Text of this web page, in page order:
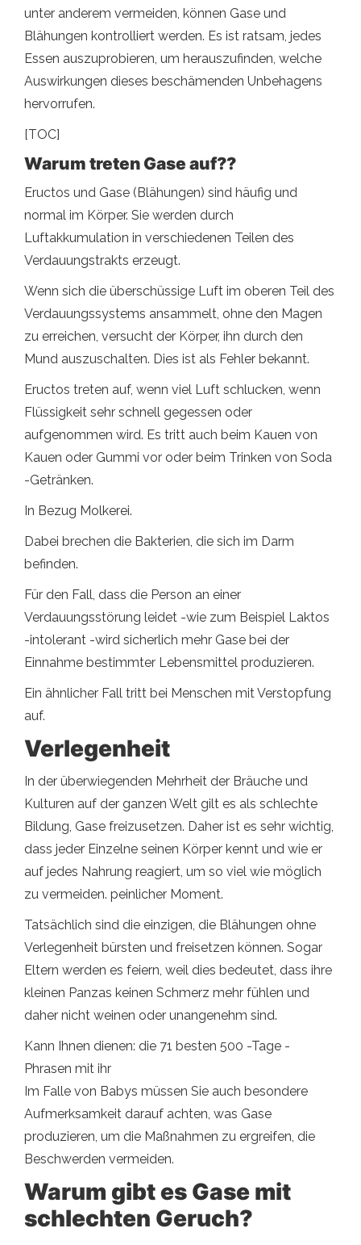
unter anderem vermeiden, können Gase und
Blähungen kontrolliert werden. Es ist ratsam, jedes
Essen auszuprobieren, um herauszufinden, welche
Auswirkungen dieses beschämenden Unbehagens
hervorrufen.
[TOC]
Warum treten Gase auf??
Eructos und Gase (Blähungen) sind häufig und
normal im Körper. Sie werden durch
Luftakkumulation in verschiedenen Teilen des
Verdauungstrakts erzeugt.
Wenn sich die überschüssige Luft im oberen Teil des
Verdauungssystems ansammelt, ohne den Magen
zu erreichen, versucht der Körper, ihn durch den
Mund auszuschalten. Dies ist als Fehler bekannt.
Eructos treten auf, wenn viel Luft schlucken, wenn
Flüssigkeit sehr schnell gegessen oder
aufgenommen wird. Es tritt auch beim Kauen von
Kauen oder Gummi vor oder beim Trinken von Soda
-Getränken.
In Bezug Molkerei.
Dabei brechen die Bakterien, die sich im Darm
befinden.
Für den Fall, dass die Person an einer
Verdauungsstörung leidet -wie zum Beispiel Laktos
-intolerant -wird sicherlich mehr Gase bei der
Einnahme bestimmter Lebensmittel produzieren.
Ein ähnlicher Fall tritt bei Menschen mit Verstopfung
auf.
Verlegenheit
In der überwiegenden Mehrheit der Bräuche und
Kulturen auf der ganzen Welt gilt es als schlechte
Bildung, Gase freizusetzen. Daher ist es sehr wichtig,
dass jeder Einzelne seinen Körper kennt und wie er
auf jedes Nahrung reagiert, um so viel wie möglich
zu vermeiden. peinlicher Moment.
Tatsächlich sind die einzigen, die Blähungen ohne
Verlegenheit bürsten und freisetzen können. Sogar
Eltern werden es feiern, weil dies bedeutet, dass ihre
kleinen Panzas keinen Schmerz mehr fühlen und
daher nicht weinen oder unangenehm sind.
Kann Ihnen dienen: die 71 besten 500 -Tage -
Phrasen mit ihr
Im Falle von Babys müssen Sie auch besondere
Aufmerksamkeit darauf achten, was Gase
produzieren, um die Maßnahmen zu ergreifen, die
Beschwerden vermeiden.
Warum gibt es Gase mit
schlechten Geruch?